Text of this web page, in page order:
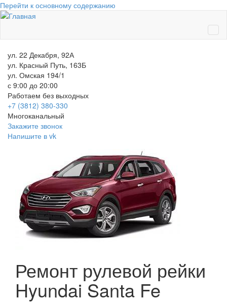
Перейти к основному содержанию
ул. 22 Декабря, 92А
ул. Красный Путь, 163Б
ул. Омская 194/1
с 9:00 до 20:00
Работаем без выходных
+7 (3812) 380-330
Многоканальный
Закажите звонок
Напишите в vk
Ремонт рулевой рейки
Hyundai Santa Fe